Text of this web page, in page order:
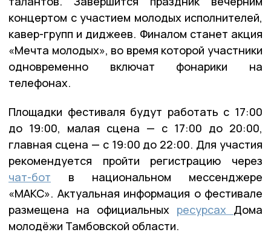
концертом с участием молодых исполнителей,
кавер-групп и диджеев. Финалом станет акция
«Мечта молодых», во время которой участники
одновременно включат фонарики на
телефонах.
Площадки фестиваля будут работать с 17:00
до 19:00, малая сцена — с 17:00 до 20:00,
главная сцена — с 19:00 до 22:00. Для участия
рекомендуется пройти регистрацию через
чат-бот в национальном мессенджере
«МАКС». Актуальная информация о фестивале
размещена на официальных ресурсах Дома
молодёжи Тамбовской области.